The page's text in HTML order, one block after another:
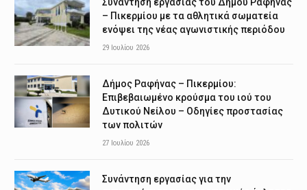
– Πικερμίου με τα αθλητικά σωματεία
ενόψει της νέας αγωνιστικής περιόδου
29 Ιουλίου 2026
Δήμος Ραφήνας – Πικερμίου:
Επιβεβαιωμένο κρούσμα του ιού του
Δυτικού Νείλου – Οδηγίες προστασίας
των πολιτών
27 Ιουλίου 2026
Συνάντηση εργασίας για την